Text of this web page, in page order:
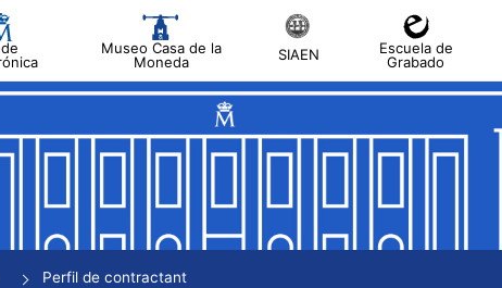
Museo Casa de la
Moneda
SIAEN
Escuela de
Grabado
Perfil de contractant